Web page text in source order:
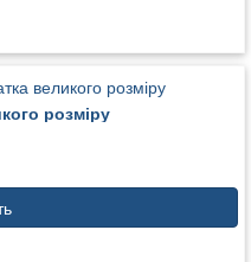
розміру